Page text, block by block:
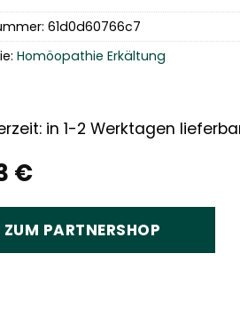
€
in 1-2 Werktagen
ZUM PARTNERSHOP
61d0d60766c7
Homöopathie Erkältung